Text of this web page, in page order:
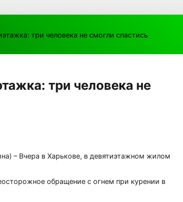
три человека не смогли спастись
три человека не
– Вчера в Харькове, в девятиэтажном жилом
обращение с огнем при курении в